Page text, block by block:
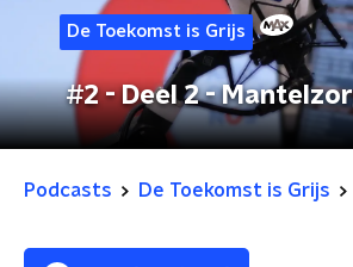
De Toekomst is Grijs
#2 - Deel 2 -
Podcasts De Toekomst is Grijs